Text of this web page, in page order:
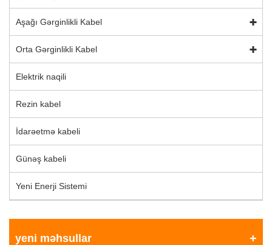
Aşağı Gərginlikli Kabel
Orta Gərginlikli Kabel
Elektrik naqili
Rezin kabel
İdarəetmə kabeli
Günəş kabeli
Yeni Enerji Sistemi
yeni məhsullar